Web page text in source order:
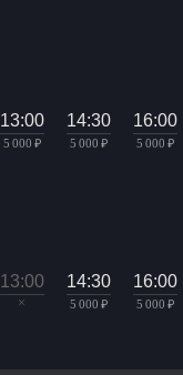
13:00
5 000 ₽
14:30
5 000 ₽
16:00
5 000 ₽
13:00
×
14:30
5 000 ₽
16:00
5 000 ₽